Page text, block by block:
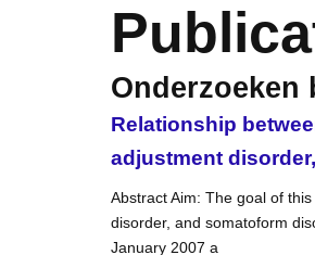
Onderzoeken
Relationship
adjustment
Abstract Aim: The goal of
disorder, and somatoform
January 2007 a